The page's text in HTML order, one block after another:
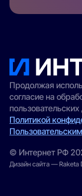
Продолжая
согласие на
Политикой
© Интернет РФ
Дизайн сайта — Raketa